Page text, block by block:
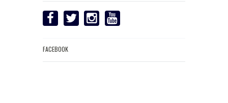
FACEBOOK